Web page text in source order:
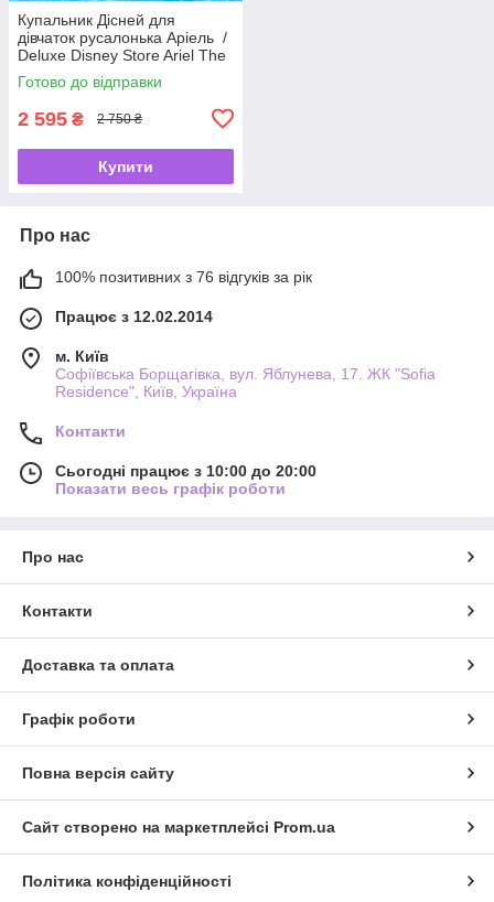
Купальник Дісней для
дівчаток русалонька Аріель /
Deluxe Disney Store Ariel The
Little Mermaid 🧜‍♀️✨
Готово до відправки
2 595 ₴ 2 750 ₴
Купити
Про нас
100% позитивних з 76 відгуків за рік
Працює з 12.02.2014
м. Київ
Софіївська Борщагівка, вул. Яблунева, 17. ЖК "Sofia
Residence", Київ, Україна
Контакти
Сьогодні працює з 10:00 до 20:00
Показати весь графік роботи
Про нас
Контакти
Доставка та оплата
Графік роботи
Повна версія сайту
Сайт створено на маркетплейсі Prom.ua
Політика конфіденційності